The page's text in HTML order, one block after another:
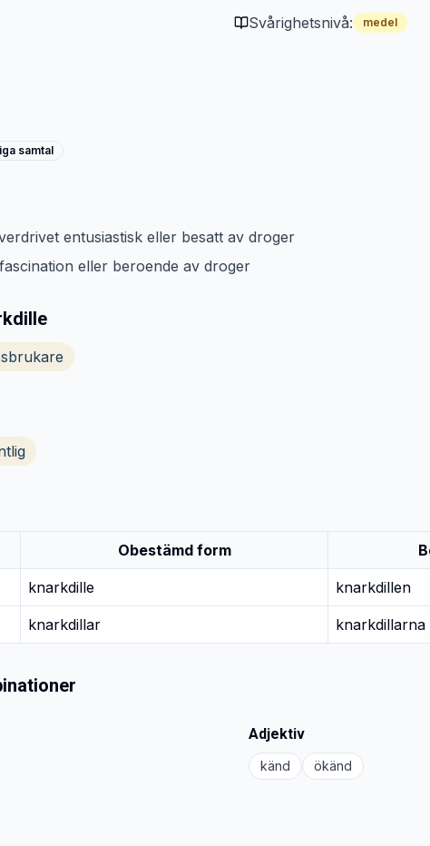
Svårighetsnivå: medel
samtal
entusiastisk eller besatt av droger
eller beroende av droger
Obestämd form
knarkdille knarkdillen
knarkdillar knarkdillarna
Adjektiv
känd ökänd